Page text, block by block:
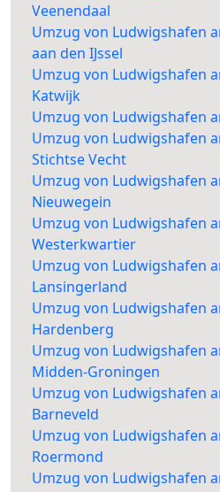
Veenendaal
Umzug von Ludwigshafen
aan den IJssel
Umzug von Ludwigshafen
Katwijk
Umzug von Ludwigshafen
Umzug von Ludwigshafen
Stichtse Vecht
Umzug von Ludwigshafen
Nieuwegein
Umzug von Ludwigshafen
Westerkwartier
Umzug von Ludwigshafen
Lansingerland
Umzug von Ludwigshafen
Hardenberg
Umzug von Ludwigshafen
Midden-Groningen
Umzug von Ludwigshafen
Barneveld
Umzug von Ludwigshafen
Roermond
Umzug von Ludwigshafen